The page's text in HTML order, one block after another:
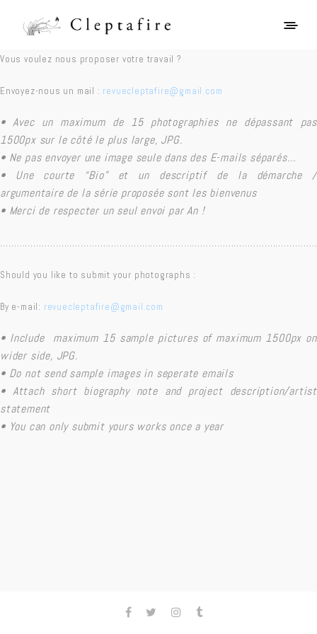
Vous voulez nous proposer votre travail ?
Envoyez-nous un mail : revuecleptafire@gmail.com
• Avec un maximum de 15 photographies ne dépassant pas
1500px sur le côté le plus large, JPG.
• Ne pas envoyer une image seule dans des E-mails séparés…
• Une courte “Bio” et un descriptif de la démarche /
argumentaire de la série proposée sont les bienvenus
• Merci de respecter un seul envoi par An !
Should you like to submit your photographs :
By e-mail: revuecleptafire@gmail.com
• Include maximum 15 sample pictures of maximum 1500px on
wider side, JPG.
• Do not send sample images in seperate emails
• Attach short biography note and project description/artist
statement
• You can only submit yours works once a year